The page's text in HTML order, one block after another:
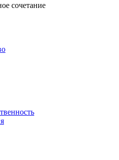
сочетание